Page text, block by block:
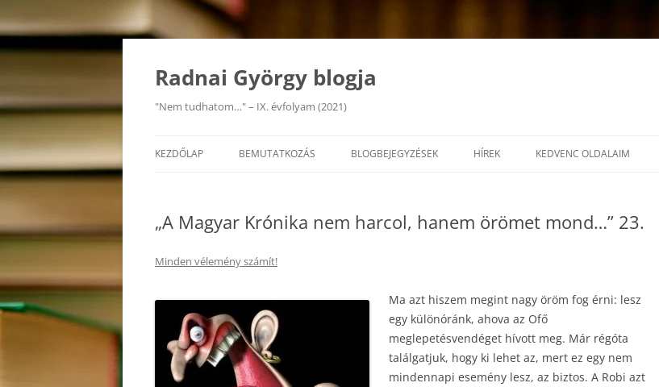
Kilépés
tartalomba
Radnai György blogja
"Nem tudhatom…" – IX. évfolyam (2021)
KEZDŐLAP BEMUTATKOZÁS BLOGBEJEGYZÉSEK HÍREK KEDVENC OLDALAIM
„A Magyar Krónika nem harcol, hanem örömet mond…” 23.
Minden vélemény számít!
Ma azt hiszem megint nagy öröm fog érni: lesz
egy különóránk, ahova az Ofő
meglepetésvendéget hívott meg. Már régóta
találgatjuk, hogy ki lehet az, mert ez egy nem
mindennapi esemény lesz, az biztos. A Robi azt